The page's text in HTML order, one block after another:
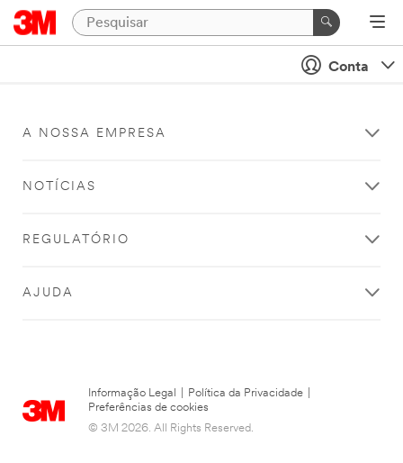
Conta
A NOSSA EMPRESA
NOTÍCIAS
REGULATÓRIO
AJUDA
Informação Legal Política da Privacidade
Preferências de cookies
© 3M 2026. All Rights Reserved.